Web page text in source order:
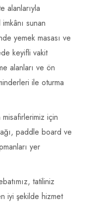
alanlarıyla
sunan
yemek masası ve
keyifli vakit
alanları ve ön
ile oturma
için
paddle board ve
yer
tatiliniz
iyi şekilde hizmet